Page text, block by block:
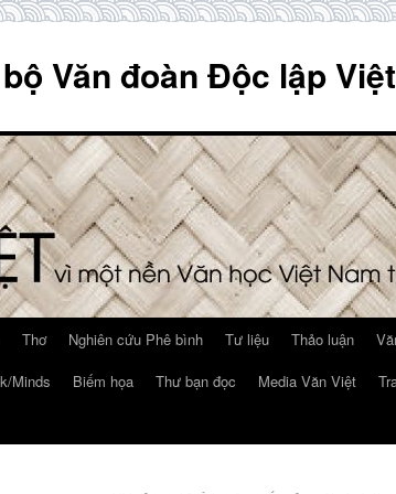
Văn đoàn Độc lập
Thơ Nghiên cứu Phê bình Tư liệu Thảo luận
Minds Biếm họa Thư bạn đọc Media Văn Việt